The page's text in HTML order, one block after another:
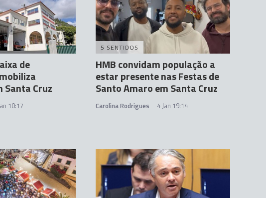
de
Santa Cruz
10:17
5 SENTIDOS
HMB convidam população a
estar presente nas Festas de
Santo Amaro em Santa Cruz
Carolina Rodrigues 4 Jan 19:14